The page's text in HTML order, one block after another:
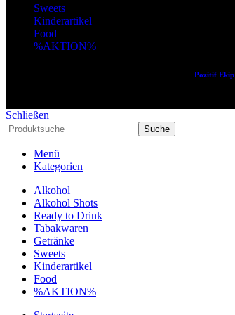
Sweets
Kinderartikel
Food
%AKTION%
Pozitif Ekip
Schließen
Suche
Menü
Kategorien
Alkohol
Alkohol Shots
Ready to Drink
Tabakwaren
Getränke
Sweets
Kinderartikel
Food
%AKTION%